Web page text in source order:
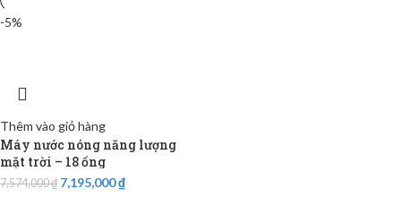
-5%
Thêm vào giỏ hàng
Máy nước nóng năng lượng
mặt trời – 18 ống
7,574,000₫ 7,195,000₫